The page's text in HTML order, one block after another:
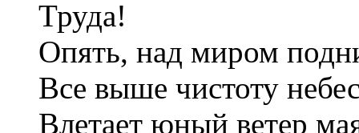
Труда!
Опять, над миром
Все выше чистоту
Влетает юный ветер